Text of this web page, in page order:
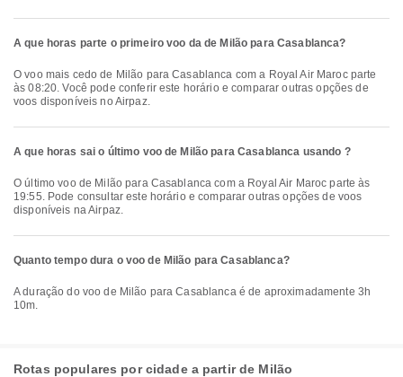
A que horas parte o primeiro voo da de Milão para Casablanca?
O voo mais cedo de Milão para Casablanca com a Royal Air Maroc parte
às 08:20. Você pode conferir este horário e comparar outras opções de
voos disponíveis no Airpaz.
A que horas sai o último voo de Milão para Casablanca usando ?
O último voo de Milão para Casablanca com a Royal Air Maroc parte às
19:55. Pode consultar este horário e comparar outras opções de voos
disponíveis na Airpaz.
Quanto tempo dura o voo de Milão para Casablanca?
A duração do voo de Milão para Casablanca é de aproximadamente 3h
10m.
Rotas populares por cidade a partir de Milão